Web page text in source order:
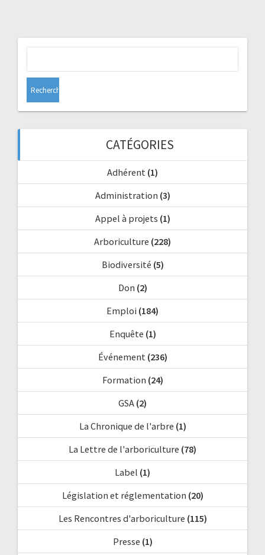
CATÉGORIES
Adhérent (1)
Administration (3)
Appel à projets (1)
Arboriculture (228)
Biodiversité (5)
Don (2)
Emploi (184)
Enquête (1)
Événement(236)
Formation (24)
GSA (2)
La Chronique de l'arbre (1)
La Lettre de l'arboriculture (78)
Label (1)
Législation et réglementation (20)
Les Rencontres d'arboriculture (115)
Presse (1)